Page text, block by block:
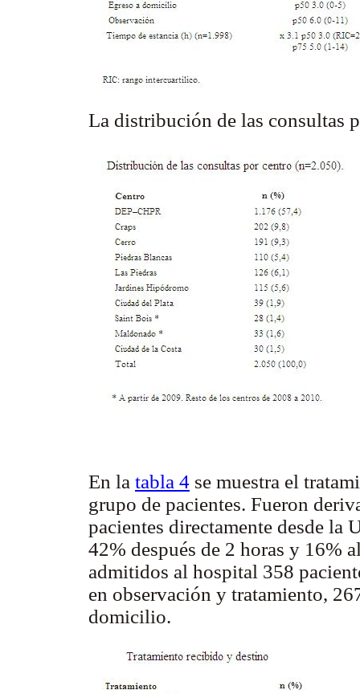
La distribución de las consultas
En la tabla 4 se muestra el
grupo de pacientes. Fueron
pacientes directamente desde la
42% después de 2 horas y 16%
admitidos al hospital 358
en observación y tratamiento,
domicilio.